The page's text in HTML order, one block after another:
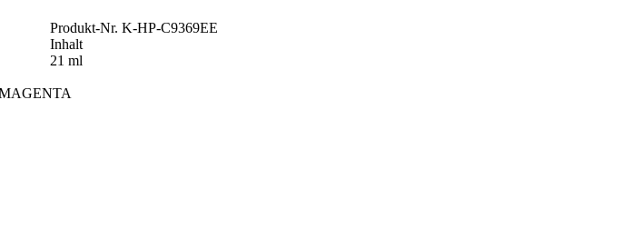
Produkt-Nr. K-HP-C9369EE
Inhalt
21 ml